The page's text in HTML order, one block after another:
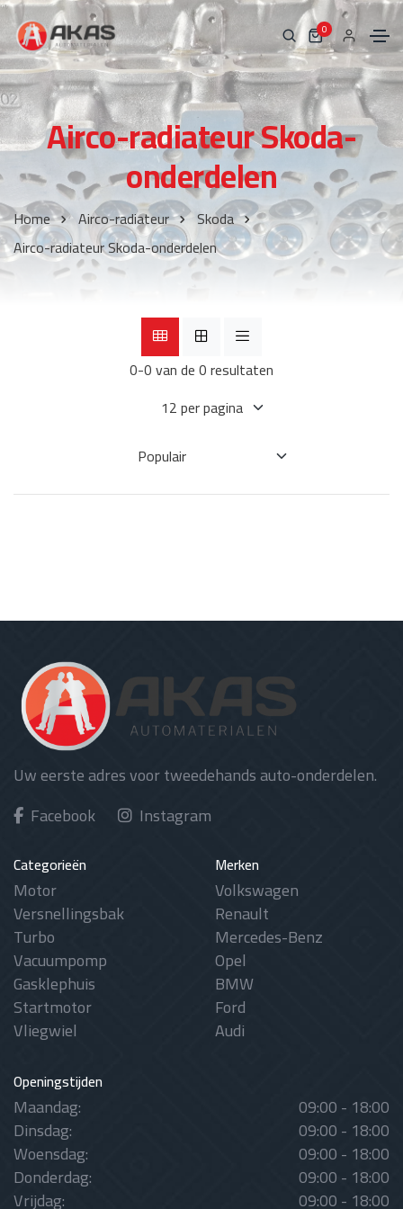
0
Airco-radiateur Skoda-
onderdelen
Home Airco-radiateur
Skoda
Airco-radiateur Skoda-onderdelen
0-0 van de 0 resultaten
Uw eerste adres voor tweedehands auto-onderdelen.
Facebook
Instagram
Categorieën
Motor
Versnellingsbak
Turbo
Vacuumpomp
Gasklephuis
Startmotor
Vliegwiel
Merken
Volkswagen
Renault
Mercedes-Benz
Opel
BMW
Ford
Audi
Openingstijden
Maandag: 09:00 - 18:00
Dinsdag: 09:00 - 18:00
Woensdag: 09:00 - 18:00
Donderdag: 09:00 - 18:00
Vrijdag: 09:00 - 18:00